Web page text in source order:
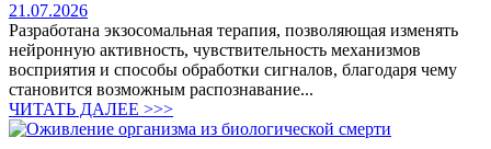
21.07.2026
Разработана экзосомальная терапия, позволяющая изменять
нейронную активность, чувствительность механизмов
восприятия и способы обработки сигналов, благодаря чему
становится возможным распознавание...
ЧИТАТЬ ДАЛЕЕ >>>